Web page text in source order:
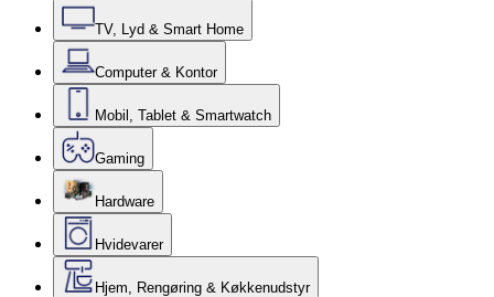
TV, Lyd & Smart Home
Computer & Kontor
Mobil, Tablet & Smartwatch
Gaming
Hardware
Hvidevarer
Hjem, Rengøring & Køkkenudstyr